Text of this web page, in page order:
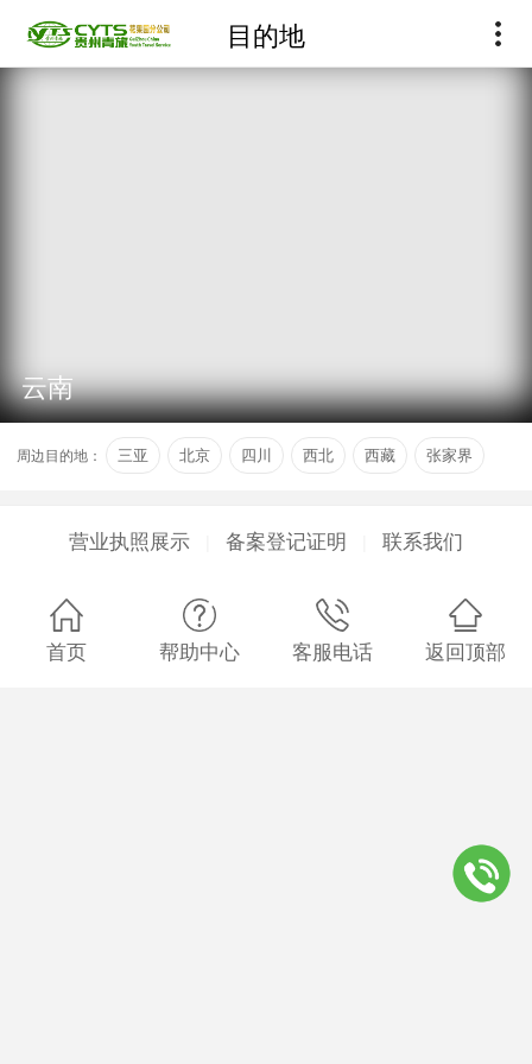
目的地
云南
周边目的地： 三亚 北京 四川 西北 西藏 张家界
营业执照展示 备案登记证明 联系我们
首页 帮助中心 客服电话 返回顶部